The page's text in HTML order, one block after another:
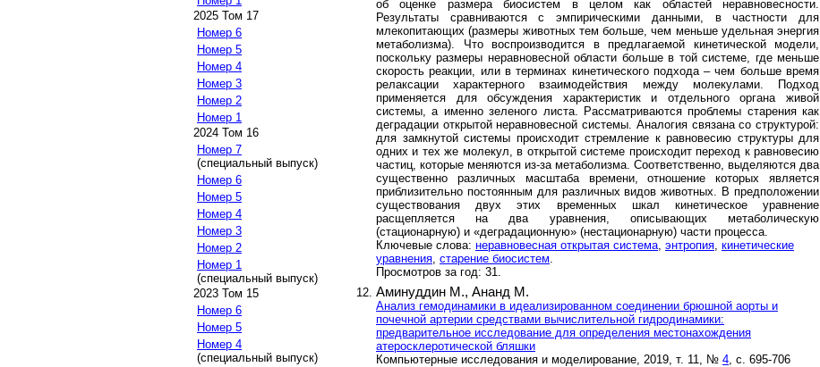
2025 Том 17
Номер 6
Номер 5
Номер 4
Номер 3
Номер 2
Номер 1
2024 Том 16
Номер 7
(специальный выпуск)
Номер 6
Номер 5
Номер 4
Номер 3
Номер 2
Номер 1
(специальный выпуск)
2023 Том 15
Номер 6
Номер 5
Номер 4
(специальный выпуск)
об оценке размера биосистем в целом как областей неравновесности.
Результаты сравниваются с эмпирическими данными, в частности для
млекопитающих (размеры животных тем больше, чем меньше удельная энергия
метаболизма). Что воспроизводится в предлагаемой кинетической модели,
поскольку размеры неравновесной области больше в той системе, где меньше
скорость реакции, или в терминах кинетического подхода – чем больше время
релаксации характерного взаимодействия между молекулами. Подход
применяется для обсуждения характеристик и отдельного органа живой
системы, а именно зеленого листа. Рассматриваются проблемы старения как
деградации открытой неравновесной системы. Аналогия связана со структурой:
для замкнутой системы происходит стремление к равновесию структуры для
одних и тех же молекул, в открытой системе происходит переход к равновесию
частиц, которые меняются из-за метаболизма. Соответственно, выделяются два
существенно различных масштаба времени, отношение которых является
приблизительно постоянным для различных видов животных. В предположении
существования двух этих временных шкал кинетическое уравнение
расщепляется на два уравнения, описывающих метаболическую
(стационарную) и «деградационную» (нестационарную) части процесса.
Ключевые слова: неравновесная открытая система, энтропия, кинетические
уравнения, старение биосистем.
Просмотров за год: 31.
Аминуддин М., Ананд М.
Анализ гемодинамики в идеализированном соединении брюшной аорты и
почечной артерии средствами вычислительной гидродинамики:
предварительное исследование для определения местонахождения
атеросклеротической бляшки
Компьютерные исследования и моделирование, 2019, т. 11, № 4 , с. 695-706